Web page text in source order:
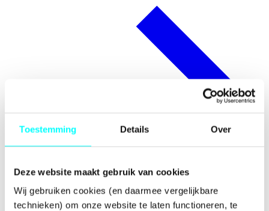
Toestemming Details Over
Deze website maakt gebruik van cookies
Wij gebruiken cookies (en daarmee vergelijkbare
technieken) om onze website te laten functioneren, te